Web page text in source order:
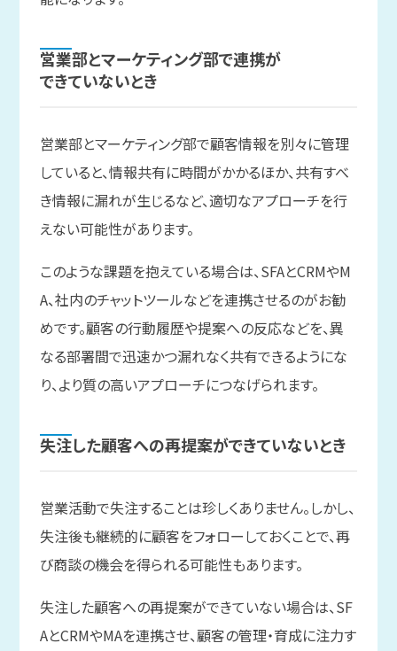
営業部とマーケティング部で連携が
できていないとき
営業部とマーケティング部で顧客情報を別々に管理
していると、情報共有に時間がかかるほか、共有すべ
き情報に漏れが生じるなど、適切なアプローチを行
えない可能性があります。
このような課題を抱えている場合は、SFAとCRMやM
A、社内のチャットツールなどを連携させるのがお勧
めです。顧客の行動履歴や提案への反応などを、異
なる部署間で迅速かつ漏れなく共有できるようにな
り、より質の高いアプローチにつなげられます。
失注した顧客への再提案ができていないとき
営業活動で失注することは珍しくありません。しかし、
失注後も継続的に顧客をフォローしておくことで、再
び商談の機会を得られる可能性もあります。
失注した顧客への再提案ができていない場合は、SF
AとCRMやMAを連携させ、顧客の管理・育成に注力す